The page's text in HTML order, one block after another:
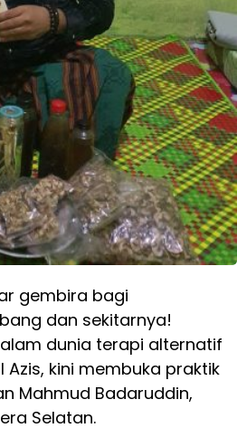
gembira bagi
dan sekitarnya!
dunia terapi alternatif
Azis, kini membuka praktik
Mahmud Badaruddin,
Selatan.